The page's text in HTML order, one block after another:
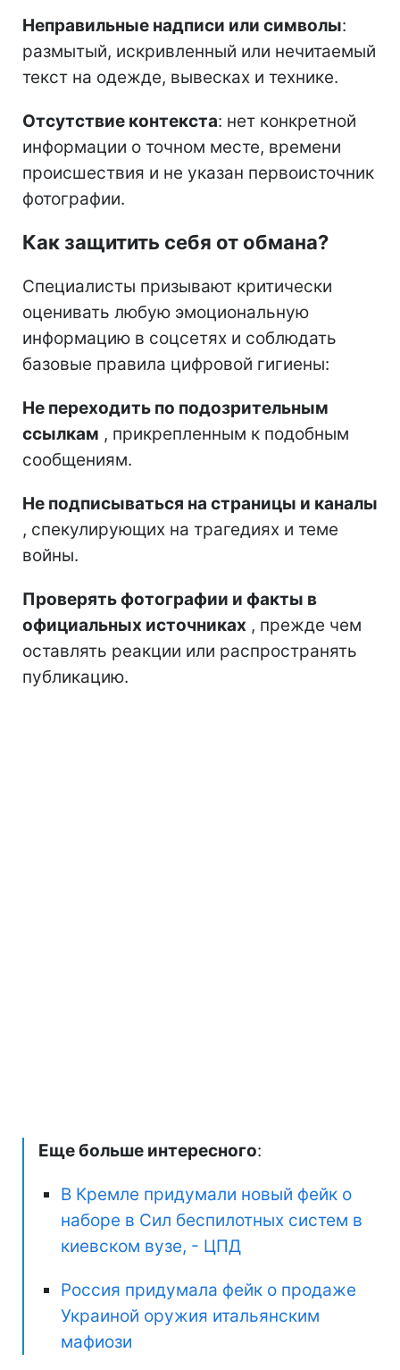
Неправильные надписи или символы:
размытый, искривленный или нечитаемый
текст на одежде, вывесках и технике.
Отсутствие контекста: нет конкретной
информации о точном месте, времени
происшествия и не указан первоисточник
фотографии.
Как защитить себя от обмана?
Специалисты призывают критически
оценивать любую эмоциональную
информацию в соцсетях и соблюдать
базовые правила цифровой гигиены:
Не переходить по подозрительным
ссылкам , прикрепленным к подобным
сообщениям.
Не подписываться на страницы и каналы
, спекулирующих на трагедиях и теме
войны.
Проверять фотографии и факты в
официальных источниках , прежде чем
оставлять реакции или распространять
публикацию.
Еще больше интересного:
В Кремле придумали новый фейк о
наборе в Сил беспилотных систем в
киевском вузе, - ЦПД
Россия придумала фейк о продаже
Украиной оружия итальянским
мафиози